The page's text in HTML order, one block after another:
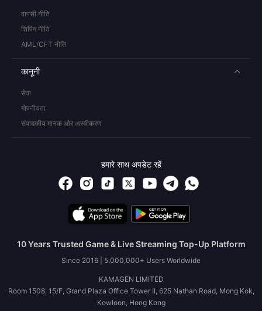
वापसी नीति
शिपिंग नीति
AML/CFT नीति
कानूनी
सेवा
गोपनीयता
संपादकीय मानक और अस्वीकरण
हमारे साथ अपडेट रहें
10 Years Trusted Game & Live Streaming Top-Up Platform
Since 2016 | 5,000,000+ Users Worldwide
KAMAGEN LIMITED
Room 1508, 15/F, Grand Plaza Office Tower II, 625 Nathan Road, Mong Kok,
Kowloon, Hong Kong